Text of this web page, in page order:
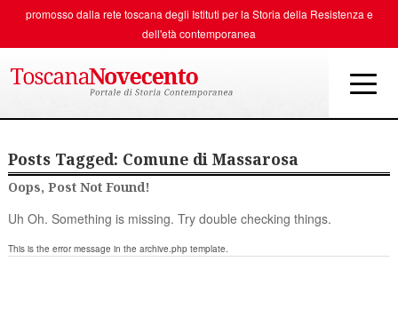
promosso dalla rete toscana degli Istituti per la Storia della Resistenza e
dell'età contemporanea
Posts Tagged: Comune di Massarosa
Oops, Post Not Found!
Uh Oh. Something is missing. Try double checking things.
This is the error message in the archive.php template.